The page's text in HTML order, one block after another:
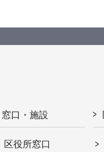
窓口・施設
区役所窓口